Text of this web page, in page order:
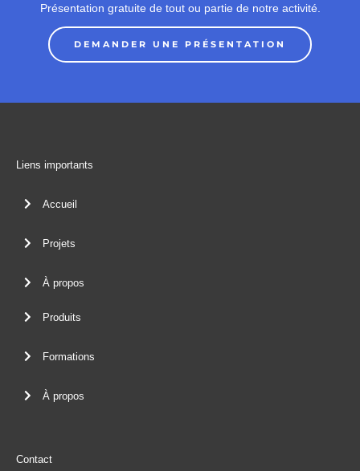
Présentation gratuite de tout ou partie de notre activité.
DEMANDER UNE PRÉSENTATION
Liens importants
Accueil
Projets
À propos
Produits
Formations
À propos
Contact